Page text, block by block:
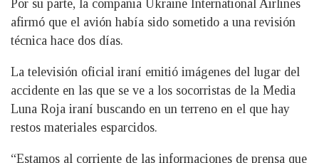
Por su parte, la compañia Ukraine International Airlines
afirmó que el avión había sido sometido a una revisión
técnica hace dos días.
La televisión oficial iraní emitió imágenes del lugar del
accidente en las que se ve a los socorristas de la Media
Luna Roja iraní buscando en un terreno en el que hay
restos materiales esparcidos.
“Estamos al corriente de las informaciones de prensa que